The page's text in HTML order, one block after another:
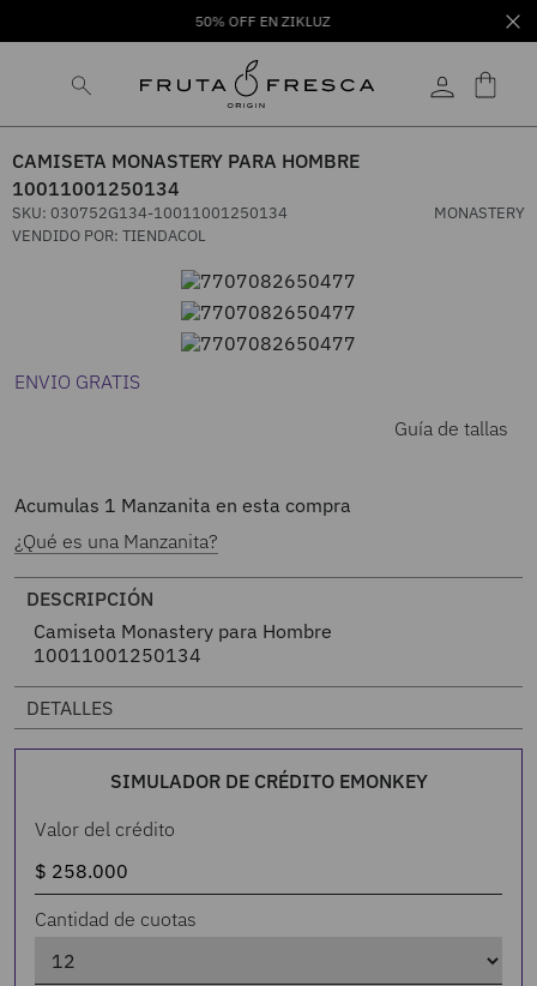
50% OFF EN ZIKLUZ
CAMISETA MONASTERY PARA HOMBRE
10011001250134
SKU: 030752G134-10011001250134
MONASTERY
VENDIDO POR: TIENDACOL
ENVIO GRATIS
Guía de tallas
Acumulas 1 Manzanita en esta compra
¿Qué es una Manzanita?
DESCRIPCIÓN
Camiseta Monastery para Hombre
10011001250134
DETALLES
SIMULADOR DE CRÉDITO EMONKEY
Valor del crédito
Cantidad de cuotas